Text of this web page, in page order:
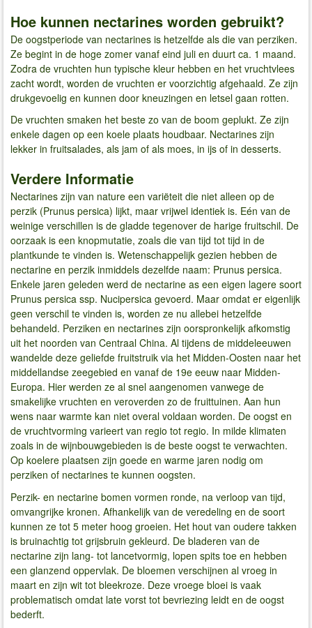
Hoe kunnen nectarines worden gebruikt?
De oogstperiode van nectarines is hetzelfde als die van perziken.
Ze begint in de hoge zomer vanaf eind juli en duurt ca. 1 maand.
Zodra de vruchten hun typische kleur hebben en het vruchtvlees
zacht wordt, worden de vruchten er voorzichtig afgehaald. Ze zijn
drukgevoelig en kunnen door kneuzingen en letsel gaan rotten.
De vruchten smaken het beste zo van de boom geplukt. Ze zijn
enkele dagen op een koele plaats houdbaar. Nectarines zijn
lekker in fruitsalades, als jam of als moes, in ijs of in desserts.
Verdere Informatie
Nectarines zijn van nature een variëteit die niet alleen op de
perzik (Prunus persica) lijkt, maar vrijwel identiek is. Eén van de
weinige verschillen is de gladde tegenover de harige fruitschil. De
oorzaak is een knopmutatie, zoals die van tijd tot tijd in de
plantkunde te vinden is. Wetenschappelijk gezien hebben de
nectarine en perzik inmiddels dezelfde naam: Prunus persica.
Enkele jaren geleden werd de nectarine as een eigen lagere soort
Prunus persica ssp. Nucipersica gevoerd. Maar omdat er eigenlijk
geen verschil te vinden is, worden ze nu allebei hetzelfde
behandeld. Perziken en nectarines zijn oorspronkelijk afkomstig
uit het noorden van Centraal China. Al tijdens de middeleeuwen
wandelde deze geliefde fruitstruik via het Midden-Oosten naar het
middellandse zeegebied en vanaf de 19e eeuw naar Midden-
Europa. Hier werden ze al snel aangenomen vanwege de
smakelijke vruchten en veroverden zo de fruittuinen. Aan hun
wens naar warmte kan niet overal voldaan worden. De oogst en
de vruchtvorming varieert van regio tot regio. In milde klimaten
zoals in de wijnbouwgebieden is de beste oogst te verwachten.
Op koelere plaatsen zijn goede en warme jaren nodig om
perziken of nectarines te kunnen oogsten.
Perzik- en nectarine bomen vormen ronde, na verloop van tijd,
omvangrijke kronen. Afhankelijk van de veredeling en de soort
kunnen ze tot 5 meter hoog groeien. Het hout van oudere takken
is bruinachtig tot grijsbruin gekleurd. De bladeren van de
nectarine zijn lang- tot lancetvormig, lopen spits toe en hebben
een glanzend oppervlak. De bloemen verschijnen al vroeg in
maart en zijn wit tot bleekroze. Deze vroege bloei is vaak
problematisch omdat late vorst tot bevriezing leidt en de oogst
bederft.